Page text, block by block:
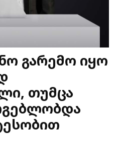
გარემო იყო
თუმცა